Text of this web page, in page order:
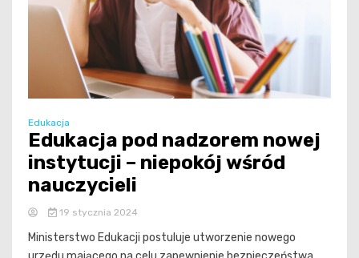
Edukacja
Edukacja pod nadzorem nowej
instytucji – niepokój wśród
nauczycieli
19 stycznia 2024
Ministerstwo Edukacji postuluje utworzenie nowego